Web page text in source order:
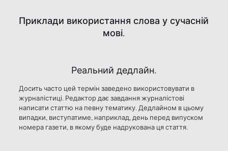
Приклади використання слова у сучасній
мові.
Реальний дедлайн.
Досить часто цей термін заведено використовувати в
журналістиці. Редактор дає завдання журналістові
написати статтю на певну тематику. Дедлайном в цьому
випадки, виступатиме, наприклад, день перед випуском
номера газети, в якому буде надрукована ця стаття.